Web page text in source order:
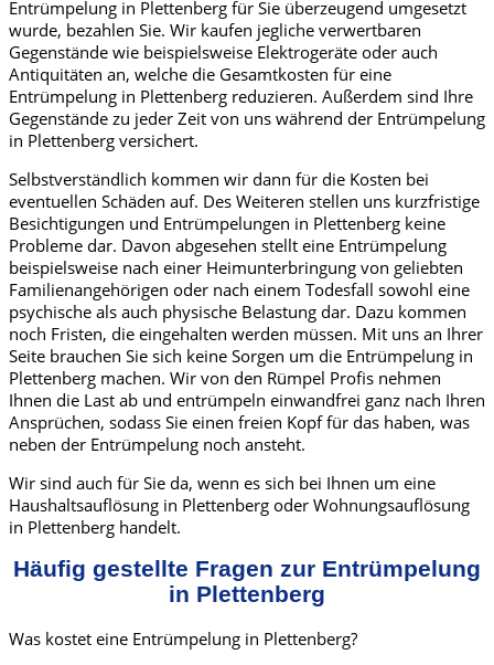
Entrümpelung in Plettenberg für Sie überzeugend umgesetzt
wurde, bezahlen Sie. Wir kaufen jegliche verwertbaren
Gegenstände wie beispielsweise Elektrogeräte oder auch
Antiquitäten an, welche die Gesamtkosten für eine
Entrümpelung in Plettenberg reduzieren. Außerdem sind Ihre
Gegenstände zu jeder Zeit von uns während der Entrümpelung
in Plettenberg versichert.
Selbstverständlich kommen wir dann für die Kosten bei
eventuellen Schäden auf. Des Weiteren stellen uns kurzfristige
Besichtigungen und Entrümpelungen in Plettenberg keine
Probleme dar. Davon abgesehen stellt eine Entrümpelung
beispielsweise nach einer Heimunterbringung von geliebten
Familienangehörigen oder nach einem Todesfall sowohl eine
psychische als auch physische Belastung dar. Dazu kommen
noch Fristen, die eingehalten werden müssen. Mit uns an Ihrer
Seite brauchen Sie sich keine Sorgen um die Entrümpelung in
Plettenberg machen. Wir von den Rümpel Profis nehmen
Ihnen die Last ab und entrümpeln einwandfrei ganz nach Ihren
Ansprüchen, sodass Sie einen freien Kopf für das haben, was
neben der Entrümpelung noch ansteht.
Wir sind auch für Sie da, wenn es sich bei Ihnen um eine
Haushaltsauflösung in Plettenberg oder Wohnungsauflösung
in Plettenberg handelt.
Häufig gestellte Fragen zur Entrümpelung
in Plettenberg
Was kostet eine Entrümpelung in Plettenberg?